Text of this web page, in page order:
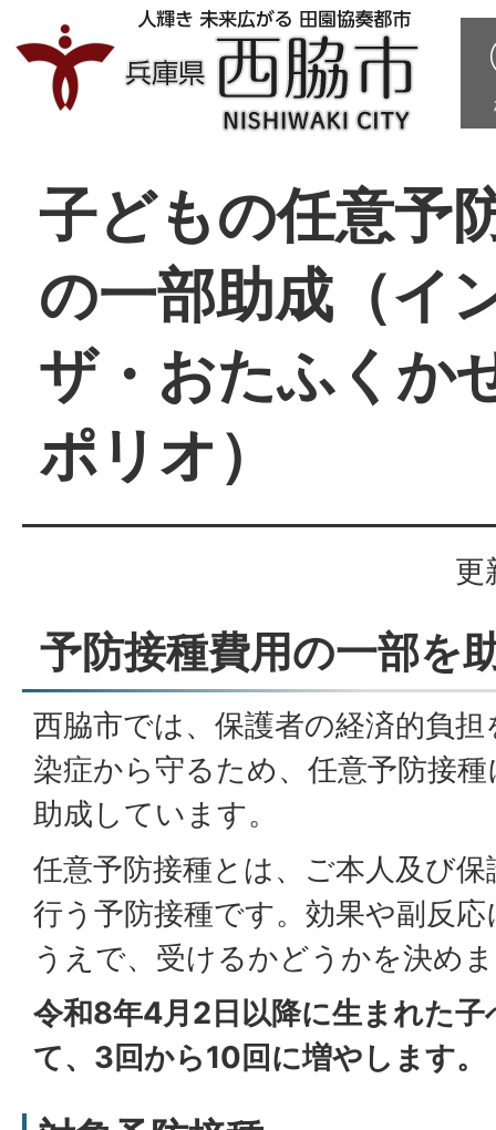
子どもの任意予
の一部助成（イ
ザ・おたふくか
ポリオ）
更
予防接種費用の一部を
西脇市では、保護者の経済的負
染症から守るため、任意予防接
助成しています。
任意予防接種とは、ご本人及び
行う予防接種です。効果や副反
うえで、受けるかどうかを決め
令和8年4月2日以降に生まれた
て、3回から10回に増やします。